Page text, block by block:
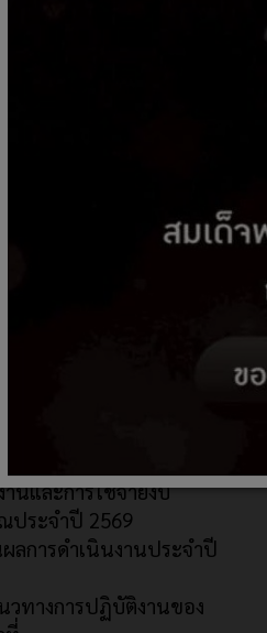
นฐาน
าที่
หาร
ติดต่อ
บอร์ด
าสัมพันธ์
รม
ารงาน
ศาสตร์/พัฒนาหน่วยงาน
วามก้าวหน้าในการ
านและการใช้จ่ายงบ
ประจำปี 2569
ผลการดำเนินงานประจำปี
ทางการปฏิบัติงานของ